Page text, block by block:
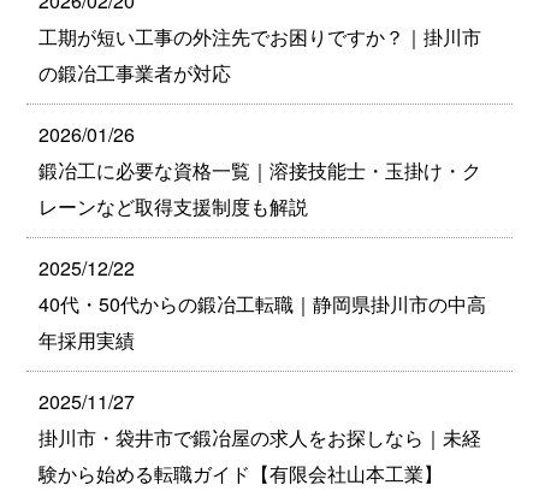
工期が短い工事の外注先でお困りですか？｜掛川市
の鍛冶工事業者が対応
2026/01/26
鍛冶工に必要な資格一覧｜溶接技能士・玉掛け・ク
レーンなど取得支援制度も解説
2025/12/22
40代・50代からの鍛冶工転職｜静岡県掛川市の中高
年採用実績
2025/11/27
掛川市・袋井市で鍛冶屋の求人をお探しなら｜未経
験から始める転職ガイド【有限会社山本工業】